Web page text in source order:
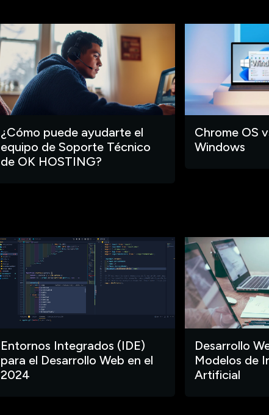
¿Cómo puede ayudarte el
equipo de Soporte Técnico
de OK HOSTING?
Chrome OS
Windows
Entornos Integrados (IDE)
para el Desarrollo Web en el
2024
Desarrollo
Modelos de
Artificial